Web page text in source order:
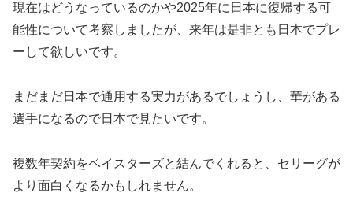
現在はどうなっているのかや2025年に日本に復帰する可
能性について考察しましたが、来年は是非とも日本でプレ
ーして欲しいです。
まだまだ日本で通用する実力があるでしょうし、華がある
選手になるので日本で見たいです。
複数年契約をベイスターズと結んでくれると、セリーグが
より面白くなるかもしれません。